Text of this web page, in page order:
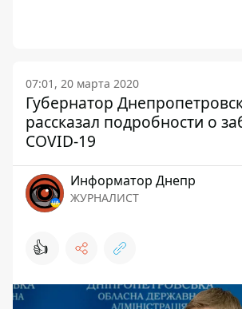
07:01, 20 марта 2020
Губернатор
рассказал подробности о
COVID-19
Информатор Днепр
ЖУРНАЛИСТ
👍